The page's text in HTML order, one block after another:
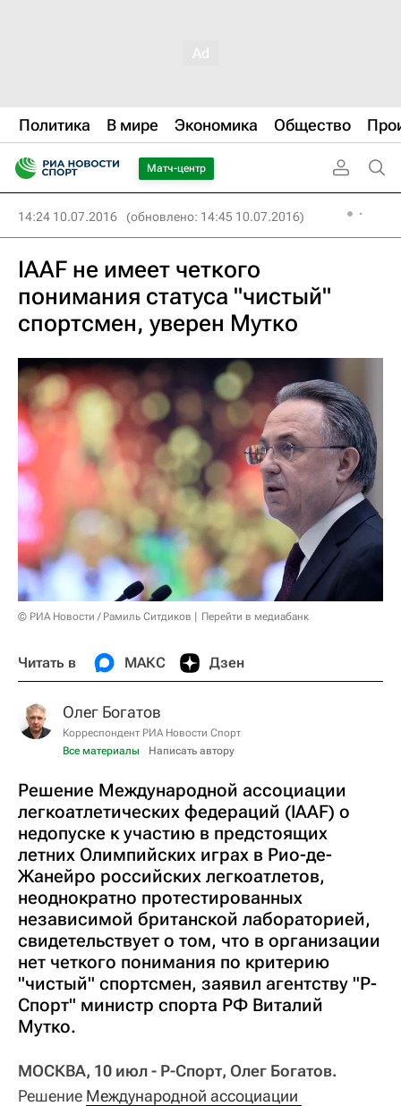
Политика В мире Экономика Общество
Матч-центр
14:24 10.07.2016 (обновлено: 14:45 10.07.2016)
IAAF не имеет четкого
понимания статуса "чистый"
спортсмен, уверен Мутко
© РИА Новости / Рамиль Ситдиков Перейти в медиабанк
Читать в МАКС Дзен
Олег Богатов
Корреспондент РИА Новости Спорт
Все материалы
Написать автору
Решение Международной ассоциации
легкоатлетических федераций (IAAF) о
недопуске к участию в предстоящих
летних Олимпийских играх в Рио-де-
Жанейро российских легкоатлетов,
неоднократно протестированных
независимой британской лабораторией,
свидетельствует о том, что в организации
нет четкого понимания по критерию
"чистый" спортсмен, заявил агентству "Р-
Спорт" министр спорта РФ Виталий
Мутко.
МОСКВА, 10 июл - Р-Спорт, Олег Богатов.
Решение Международной ассоциации